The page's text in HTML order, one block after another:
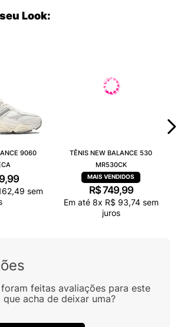
Look:
9060
,99
,49 sem
TÊNIS NEW BALANCE 530
MR530CK
R$749,99
Em até 8x R$ 93,74sem
juros
feitas avaliações para este
acha de deixar uma?